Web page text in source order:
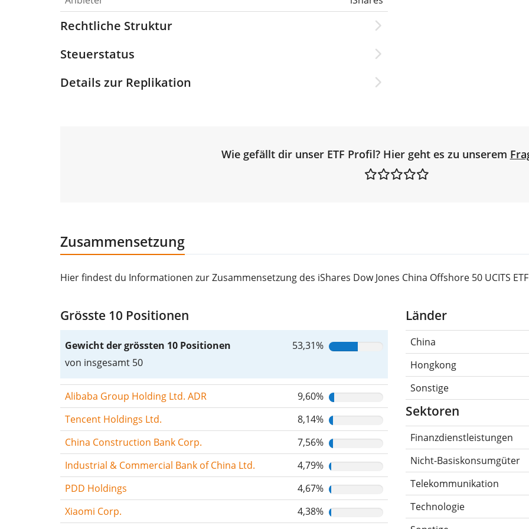
Rechtliche Struktur
Steuerstatus
Details zur Replikation
Wie gefällt dir unser ETF Profil? Hier geht es zu unserem
Zusammensetzung
Hier findest du Informationen zur Zusammensetzung des iShares Dow Jones China Offshore 50 UCITS ETF
Grösste 10 Positionen
Gewicht der grössten 10 Positionen
von insgesamt 50
53,31%
Alibaba Group Holding Ltd. ADR
9,60%
Tencent Holdings Ltd.
8,14%
China Construction Bank Corp.
7,56%
Industrial & Commercial Bank of China Ltd.
4,79%
PDD Holdings
4,67%
Xiaomi Corp.
4,38%
Länder
China
Hongkong
Sonstige
Sektoren
Finanzdienstleistungen
Nicht-Basiskonsumgüter
Telekommunikation
Technologie